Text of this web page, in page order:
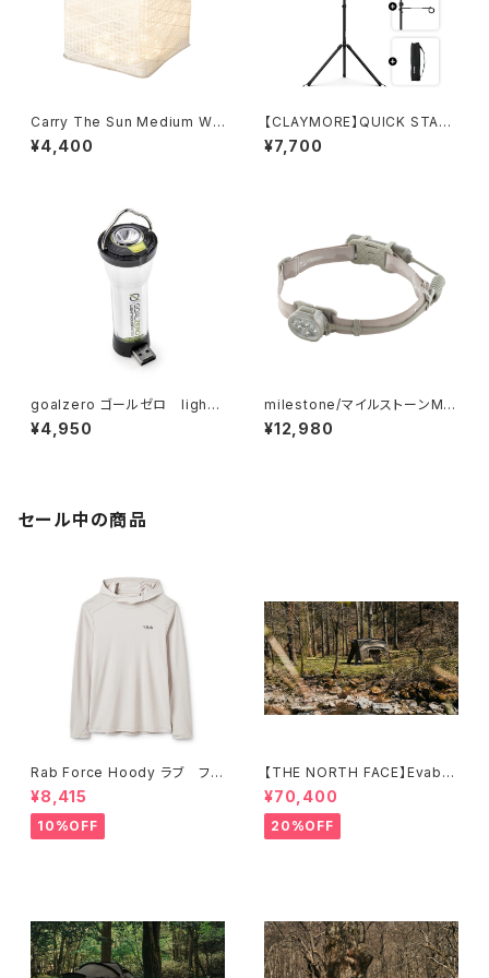
Carry The Sun Medium Wa
rm Light / Black Belt
¥4,400
【CLAYMORE】QUICK STAN
D
¥7,700
goalzero ゴールゼロ lighth
ouse micro flash
¥4,950
milestone/マイルストーンMS
-i1 Endurance Model エンデ
ュランス・モデル
¥12,980
セール中の商品
Rab Force Hoody ラブ フォ
ースフーディー（メンズ）
¥8,415
10%OFF
【THE NORTH FACE】Evaba
se 6
¥70,400
20%OFF